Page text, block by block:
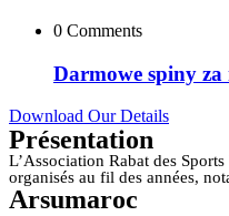
0 Comments
Darmowe spiny za
Download Our Details
Présentation
L’Association Rabat des
organisés au fil des années,
Arsumaroc